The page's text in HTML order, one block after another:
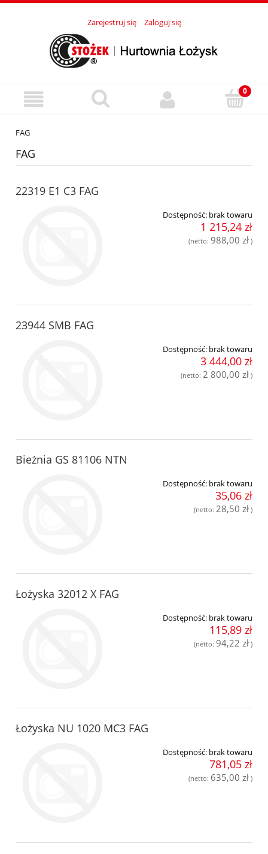
Zarejestruj się Zaloguj się
FAG
FAG
22319 E1 C3 FAG
Dostępność: brak towaru
1 215,24 zł
(netto: 988,00 zł )
23944 SMB FAG
Dostępność: brak towaru
3 444,00 zł
(netto: 2 800,00 zł )
Bieżnia GS 81106 NTN
Dostępność: brak towaru
35,06 zł
(netto: 28,50 zł )
Łożyska 32012 X FAG
Dostępność: brak towaru
115,89 zł
(netto: 94,22 zł )
Łożyska NU 1020 MC3 FAG
Dostępność: brak towaru
781,05 zł
(netto: 635,00 zł )